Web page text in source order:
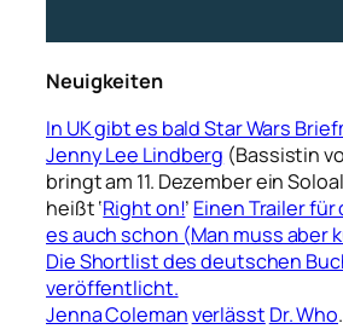
Neuigkeiten
In UK gibt es bald Star Wars
Jenny Lee Lindberg (Bassistin
bringt am 11. Dezember ein
heißt ‘Right on!’ Einen Trailer
es auch schon (Man muss aber
Die Shortlist des deutschen
veröffentlicht.
Jenna Colemanverlässt Dr. Who.